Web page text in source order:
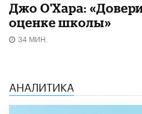
Джо О'Хара:
оценке школы»
34 МИН.
АНАЛИТИКА